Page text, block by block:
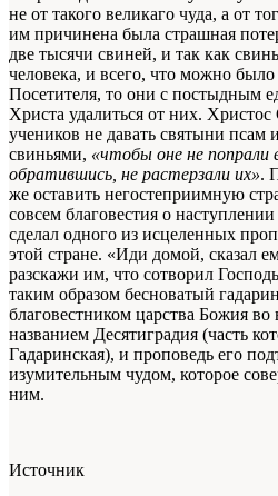
не от такого великаго чуда, а от
им причинена была страшная
две тысячи свиней, и так как
человека, и всего, что можно
Посетителя, то они с постыдным
Христа удалиться от них.
учеников не давать святыни псам
свиньями, «чтобы оне не попрали
обратившись, не растерзали их».
же оставить негостеприимную
совсем благовестия о
сделал одного из исцеленных
этой стране. «Иди домой, сказал
разскажи им, что сотворил
таким образом бесноватый
благовестником царства Божия во
названием Десятиградия (часть
Гадаринская), и проповедь его
изумительным чудом, которое
ним.
Источник